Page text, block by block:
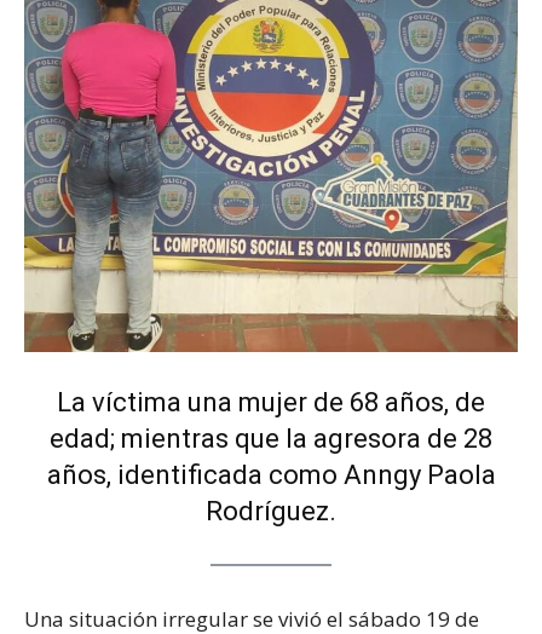
La víctima una mujer de 68 años, de
edad; mientras que la agresora de 28
años, identificada como Anngy Paola
Rodríguez.
Una situación irregular se vivió el sábado 19 de